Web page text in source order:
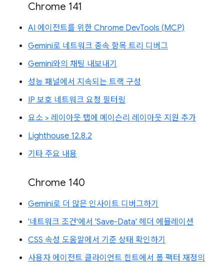
Chrome 141
AI 에이전트를 위한 Chrome DevTools (MCP)
Gemini로 네트워크 종속 항목 트리 디버그
Gemini와의 채팅 내보내기
성능 패널에서 지속되는 트랙 구성
IP 보호 네트워크 요청 필터링
요소 > 레이아웃 탭에 메이슨리 레이아웃 지원 추가
Lighthouse 12.8.2
기타 주요 내용
Chrome 140
Gemini로 더 많은 인사이트 디버그하기
'네트워크 조건'에서 'Save-Data' 헤더 에뮬레이션
CSS 속성 도움말에서 기준 상태 확인하기
사용자 에이전트 클라이언트 힌트에서 폼 팩터 재정의